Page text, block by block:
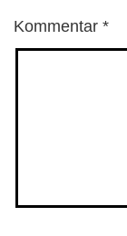
Kommentar *